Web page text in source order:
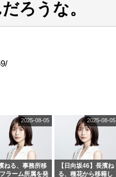
ろうな。
ねる、事務所移
ラーム所属を発
2025-08-05
【日向坂46】長濱ね
る、種花から移籍し
2025-08-05